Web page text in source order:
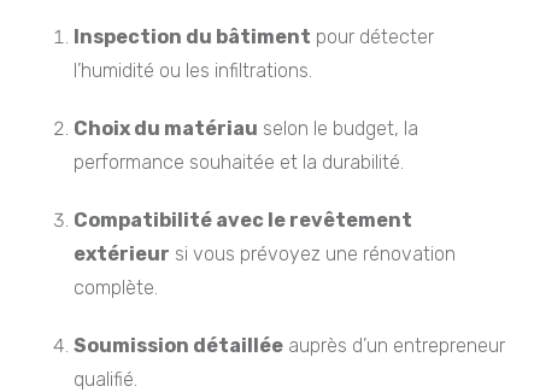
Inspection du bâtiment pour détecter
l’humidité ou les infiltrations.
Choix du matériau selon le budget, la
performance souhaitée et la durabilité.
Compatibilité avec le revêtement
extérieur si vous prévoyez une rénovation
complète.
Soumission détaillée auprès d’un entrepreneur
qualifié.